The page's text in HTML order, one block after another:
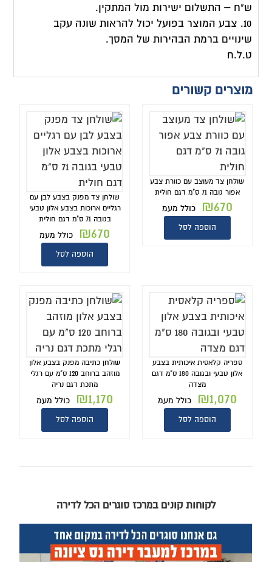
ש"ח – התשלום ישירות מול המתקין.
10. צבע המוצר בפועל יכול להראות שונה עקב
שינויים ברמת הבהירות של המסך.
ט.ל.ח
מוצרים קשורים
שולחן צד מעוצב עם כוורת צבע
אפור גובה 71 ס"מ דגם חולית
₪670 כולל מעמ
הוספה לסל
שולחן צד מפנק בצבע לבן עם
רגליים ארוכות בצבע אלון טבעי
בגובה 71 ס"מ דגם חולית
₪670 כולל מעמ
הוספה לסל
ספריה קלאסית איכותית בצבע
אלון טבעי ובגובה 180 ס"מ דגם
מצדה
₪1,070 כולל מעמ
הוספה לסל
שולחן כתיבה מפנק בצבע אלון
מוזהב ברוחב 120 ס"מ עם רגלי
מתכת דגם נריה
₪1,170 כולל מעמ
הוספה לסל
לקוחות קונים במרכז סוגרים הכל לדירה